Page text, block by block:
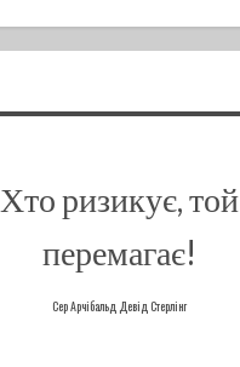
Хто ризикує, той
перемагає!
Сер Арчібальд Девід Стерлінг